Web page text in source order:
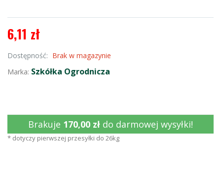
6,11 zł
Dostępność: Brak w magazynie
Marka: Szkółka Ogrodnicza
Brakuje 170,00 zł do darmowej wysyłki!
* dotyczy pierwszej przesyłki do 26kg